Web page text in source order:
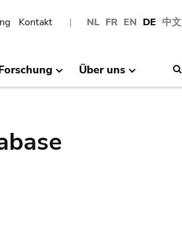
NL FR EN DE 中文
Kontakt
Über uns